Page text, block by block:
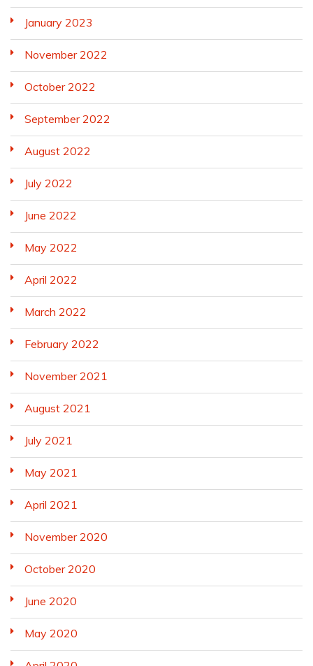
January 2023
November 2022
October 2022
September 2022
August 2022
July 2022
June 2022
May 2022
April 2022
March 2022
February 2022
November 2021
August 2021
July 2021
May 2021
April 2021
November 2020
October 2020
June 2020
May 2020